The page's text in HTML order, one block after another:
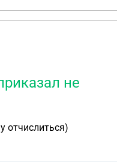
не
отчислиться)